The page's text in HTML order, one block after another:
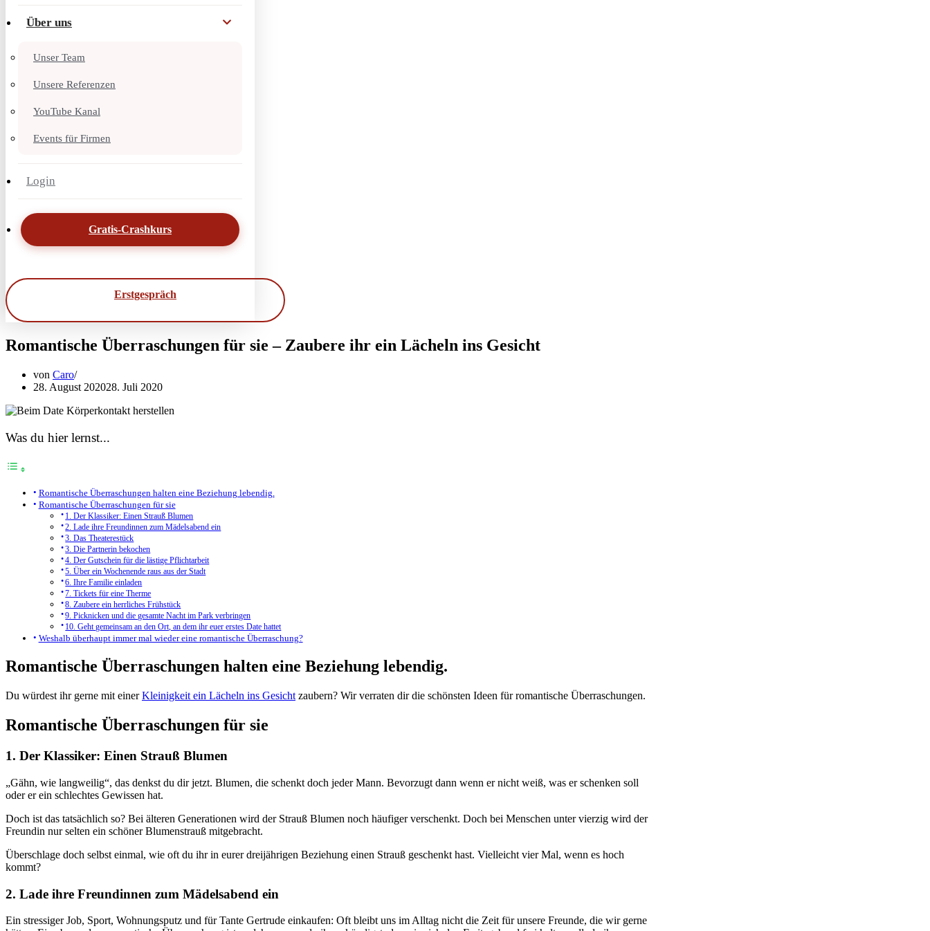
Über uns
Unser Team
Unsere Referenzen
YouTube Kanal
Events für Firmen
Login
Gratis-Crashkurs
Erstgespräch
Romantische Überraschungen für sie – Zaubere ihr ein Lächeln ins Gesicht
von Caro
28. August 202028. Juli 2020
Was du hier lernst...
Romantische Überraschungen halten eine Beziehung lebendig.
Romantische Überraschungen für sie
1. Der Klassiker: Einen Strauß Blumen
2. Lade ihre Freundinnen zum Mädelsabend ein
3. Das Theaterestück
3. Die Partnerin bekochen
4. Der Gutschein für die lästige Pflichtarbeit
5. Über ein Wochenende raus aus der Stadt
6. Ihre Familie einladen
7. Tickets für eine Therme
8. Zaubere ein herrliches Frühstück
9. Picknicken und die gesamte Nacht im Park verbringen
10. Geht gemeinsam an den Ort, an dem ihr euer erstes Date hattet
Weshalb überhaupt immer mal wieder eine romantische Überraschung?
Romantische Überraschungen halten eine Beziehung lebendig.
Du würdest ihr gerne mit einerKleinigkeit ein Lächeln ins Gesicht zaubern? Wir verraten dir die schönsten Ideen für romantische Überraschungen.
Romantische Überraschungen für sie
1. Der Klassiker: Einen Strauß Blumen
„Gähn, wie langweilig“, das denkst du dir jetzt. Blumen, die schenkt doch jeder Mann. Bevorzugt dann wenn er nicht weiß, was er schenken soll
oder er ein schlechtes Gewissen hat.
Doch ist das tatsächlich so? Bei älteren Generationen wird der Strauß Blumen noch häufiger verschenkt. Doch bei Menschen unter vierzig wird der
Freundin nur selten ein schöner Blumenstrauß mitgebracht.
Überschlage doch selbst einmal, wie oft du ihr in eurer dreijährigen Beziehung einen Strauß geschenkt hast. Vielleicht vier Mal, wenn es hoch
kommt?
2. Lade ihre Freundinnen zum Mädelsabend ein
Ein stressiger Job, Sport, Wohnungsputz und für Tante Gertrude einkaufen: Oft bleibt uns im Alltag nicht die Zeit für unsere Freunde, die wir gerne